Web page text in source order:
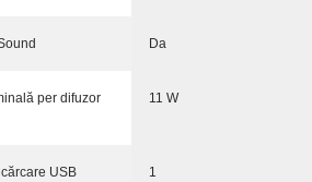
Da
per difuzor
11 W
USB 1